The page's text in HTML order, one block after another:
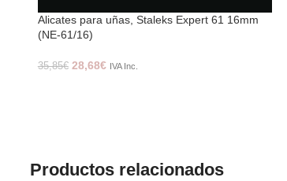
Alicates para uñas, Staleks Expert 61 16mm
(NE-61/16)
35,85€ 28,68€ IVA Inc.
Productos relacionados